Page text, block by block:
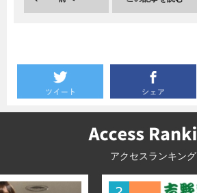
暮らし
アクセスランキング